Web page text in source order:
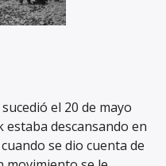
el 20 de mayo
estaba descansando en
se dio cuenta de